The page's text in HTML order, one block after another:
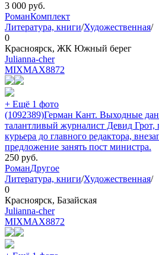
3 000 руб.
РоманКомплект
Литература, книги/Художественная/
0
Красноярск, ЖК Южный берег
Julianna-cher
MIXMAX8872
+ Ещё 1 фото
(1092389)Герман Кант. Выходные
талантливый журналист Девид
курьера до главного редактора,
предложение занять пост министра.
250 руб.
РоманДругое
Литература, книги/Художественная/
0
Красноярск, Базайская
Julianna-cher
MIXMAX8872